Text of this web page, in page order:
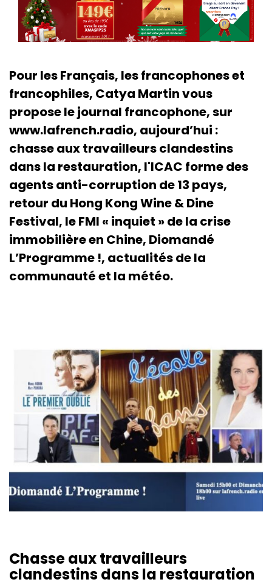
Pour les Français, les francophones et
francophiles, Catya Martin vous
propose le journal francophone, sur
www.lafrench.radio, aujourd’hui :
chasse aux travailleurs clandestins
dans la restauration, l'ICAC forme des
agents anti-corruption de 13 pays,
retour du Hong Kong Wine & Dine
Festival, le FMI « inquiet » de la crise
immobilière en Chine, Diomandé
L’Programme !, actualités de la
communauté et la météo.
Chasse aux travailleurs
clandestins dans la restauration